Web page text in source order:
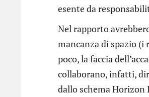
esente da
Nel rapporto
mancanza di spazio (i
poco, la faccia
collaborano, infatti,
dallo schema Horizon